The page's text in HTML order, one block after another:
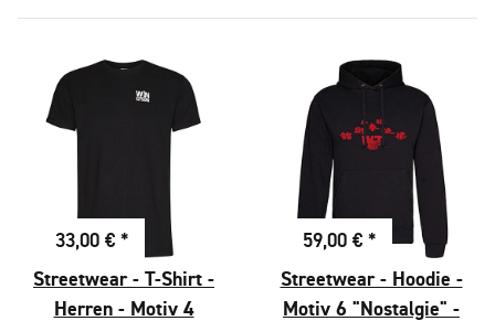
33,00 € *
Streetwear - T-Shirt -
Herren - Motiv 4
59,00 € *
Streetwear - Hoodie -
Motiv 6 "Nostalgie" -